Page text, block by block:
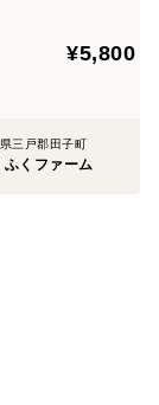
¥5,800
三戸郡田子町
ふくファーム